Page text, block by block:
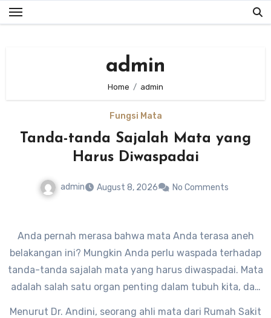
Skip
to
admin
Home admin
Fungsi Mata
Tanda-tanda Sajalah Mata yang
Harus Diwaspadai
admin August 8, 2026 No Comments
Anda pernah merasa bahwa mata Anda terasa aneh
belakangan ini? Mungkin Anda perlu waspada terhadap
tanda-tanda sajalah mata yang harus diwaspadai. Mata
adalah salah satu organ penting dalam tubuh kita, dan
Menurut Dr. Andini, seorang ahli mata dari Rumah Sakit